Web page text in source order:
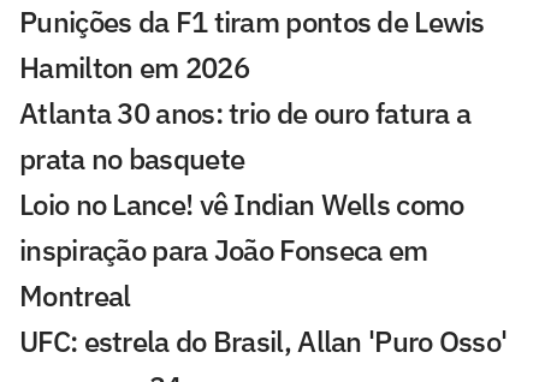
Punições da F1 tiram pontos de Lewis
Hamilton em 2026
Atlanta 30 anos: trio de ouro fatura a
prata no basquete
Loio no Lance! vê Indian Wells como
inspiração para João Fonseca em
Montreal
UFC: estrela do Brasil, Allan 'Puro Osso'